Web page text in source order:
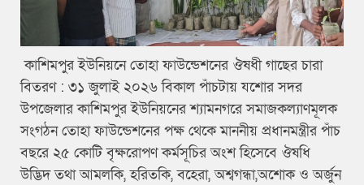
কাশিমপুর ইউনিয়নে তোহা ফাউন্ডেশনের ঔষধী গাছের চারা
বিতরণ : ৩১ জুলাই ২০২৬ বিকাল পাঁচটায় যশোর সদর
উপজেলার কাশিমপুর ইউনিয়নের শ্যামনগরে সমাজকল্যাণমূলক
সংগঠন তোহা ফাউন্ডেশনের পক্ষ থেকে মাননীয় প্রধানমন্ত্রীর পাঁচ
বছরে ২৫ কোটি বৃক্ষরোপণ কর্মসূচির অংশ হিসেবে ঔষধি
উদ্ভিদ তথা আমলকি, হরিতকি, বহেরা, অশ্বগন্ধা,অশোক ও অর্জুন